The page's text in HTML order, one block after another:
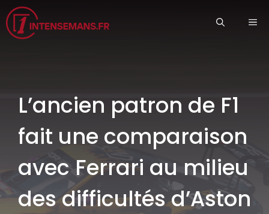
Aller
au
contenu
L’ancien patron de F1
fait une comparaison
avec Ferrari au milieu
des difficultés d’Aston